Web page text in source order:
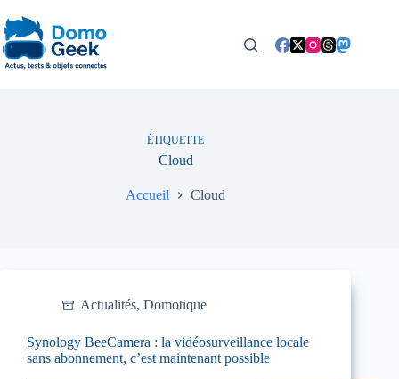
au
contenu
ÉTIQUETTE
Cloud
Accueil Cloud
Actualités, Domotique
Synology BeeCamera : la vidéosurveillance locale
sans abonnement, c’est maintenant possible